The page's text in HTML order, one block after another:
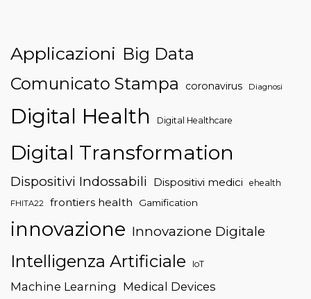
Applicazioni Big Data
Comunicato Stampa
coronavirus Diagnosi
Digital Health Digital Healthcare
Digital Transformation
Dispositivi Indossabili Dispositivi medici ehealth
FHITA22 frontiers health Gamification
innovazione Innovazione Digitale
Intelligenza Artificiale IoT
Machine Learning Medical Devices